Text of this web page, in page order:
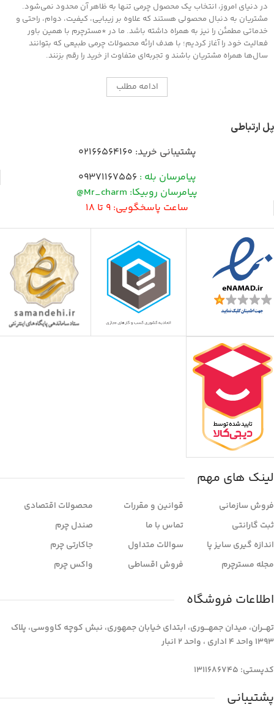
در دنیای امروز، انتخاب یک محصول چرمی تنها به ظاهر آن محدود نمی‌شود.
مشتریان به دنبال محصولی هستند که علاوه بر زیبایی، کیفیت، دوام، راحتی و
خدماتی مطمئن را نیز به همراه داشته باشد. ما در *مسترچرم با همین باور
فعالیت خود را آغاز کردیم؛ با هدف ارائه محصولات چرمی طبیعی که بتوانند
سال‌ها همراه مشتریان باشند و تجربه‌ای متفاوت از خرید را رقم بزنند.
ادامه مطلب
پل ارتباطی
پشتیبانی خرید: 02166564160
پیامرسان بله : 09371167556
پیامرسان روبیکا: Mr_charm@
ساعت پاسخگویی: 9 تا 18
لینک های مهم
فروش سازمانی
ثبت گارانتی
اندازه گیری سایز پا
مجله مسترچرم
قوانین و مقررات
تماس با ما
سوالات متداول
فروش اقساطی
محصولات اقتصادی
صندل چرم
جاکارتی چرم
واکس چرم
اطلاعات فروشگاه
تهـــران، میدان جمهـــوری، ابتدای خیابان جمهوری، نبش کوچه کاووسی، پلاک
1393 واحد 4 اداری ، واحد 2 انبار
کدپستی: 1311686745
پشتیبانی